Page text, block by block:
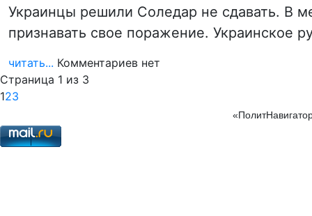
Украинцы решили Соледар не сдавать. В
признавать свое поражение. Украинское
читать... Комментариев нет
Страница 1 из 3
123